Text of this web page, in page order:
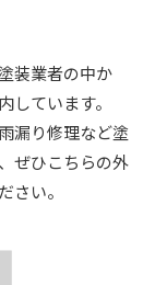
装業者の中か
しています。
漏り修理など塗
ぜひこちらの外
さい。